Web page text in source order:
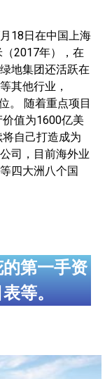
18日在中国上海
2017年），在
地集团还活跃在
其他行业，
。 随着重点项目
值为1600亿美
自己打造成为
司，目前海外业
四大洲八个国
第一手资
等。